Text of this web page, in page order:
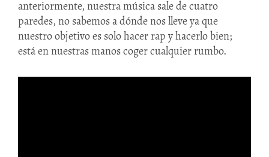
anteriormente, nuestra música sale de cuatro
paredes, no sabemos a dónde nos lleve ya que
nuestro objetivo es solo hacer rap y hacerlo bien;
está en nuestras manos coger cualquier rumbo.